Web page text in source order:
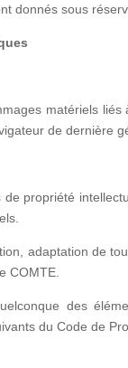
donnés sous
matériels liés
de dernière
propriété
adaptation de
COMTE.
des
du Code de